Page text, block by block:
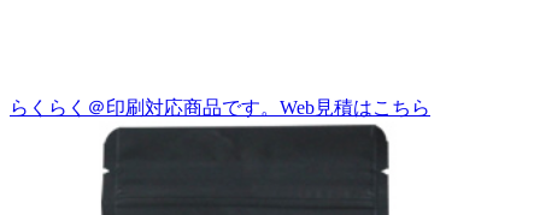
らくらく＠印刷対応商品です。 Web見積はこちら